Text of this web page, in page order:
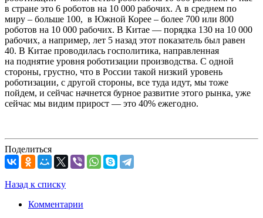
в стране это 6 роботов на 10 000 рабочих. А в среднем по
миру – больше 100, в Южной Корее – более 700 или 800
роботов на 10 000 рабочих. В Китае — порядка 130 на 10 000
рабочих, а например, лет 5 назад этот показатель был равен
40. В Китае проводилась госполитика, направленная
на поднятие уровня роботизации производства. С одной
стороны, грустно, что в России такой низкий уровень
роботизации, с другой стороны, все туда идут, мы тоже
пойдем, и сейчас начнется бурное развитие этого рынка, уже
сейчас мы видим прирост — это 40% ежегодно.
Поделиться
Назад к списку
Комментарии